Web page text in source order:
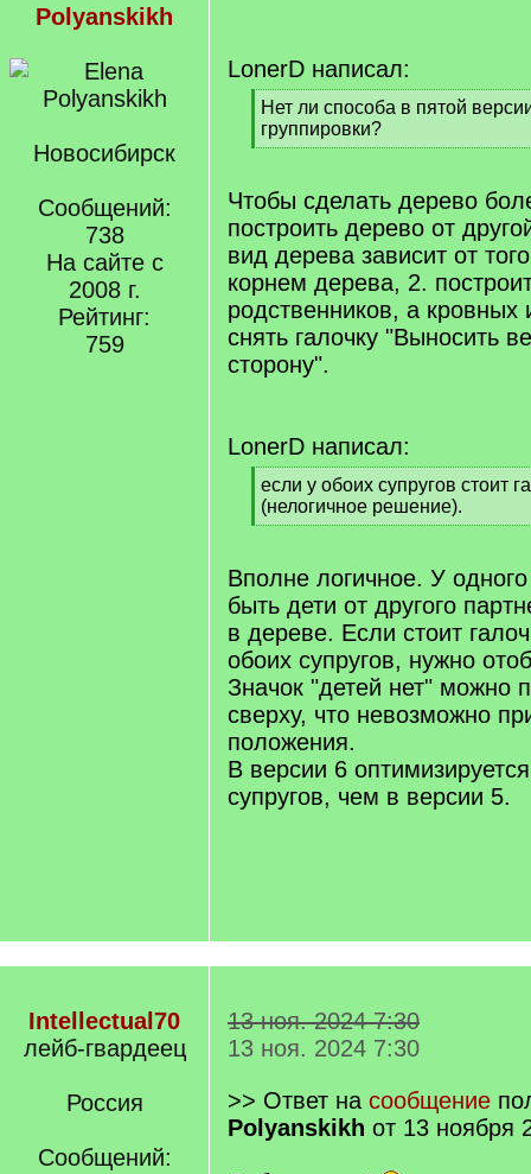
Polyanskikh
Новосибирск
Сообщений:
738
На сайте с
2008 г.
Рейтинг:
759
LonerD написал:
[
q
]
Нет ли способа в пятой
группировки?
[
q
]
Чтобы сделать дерево
построить дерево от
вид дерева зависит от
корнем дерева, 2.
родственников, а
снять галочку "Выносить
сторону".
LonerD написал:
[
q
]
если у обоих супругов стоит
(нелогичное решение).
[
q
]
Вполне логичное. У одного
быть дети от другого
в дереве. Если стоит
обоих супругов, нужно
Значок "детей нет" можно
сверху, что невозможно
положения.
В версии 6
супругов, чем в версии 5.
Intellectual70
лейб-гвардеец
Россия
Сообщений:
13 ноя. 2024 7:30
13 ноя. 2024 7:30
>> Ответ на сообщение
Polyanskikh от 13 ноября